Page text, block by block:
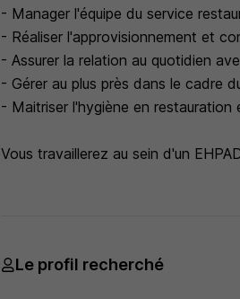
- Manager l'équipe du service
- Réaliser l'approvisionnement et
- Assurer la relation au quotidien
- Gérer au plus près dans le cadre
- Maitriser l'hygiène en restauration
Vous travaillerez au sein d'un
Le profil recherché